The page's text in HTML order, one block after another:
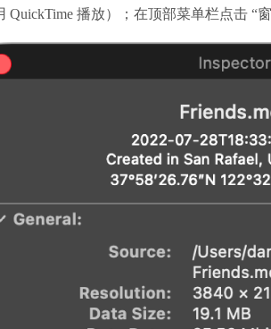
播放）； 在顶部菜单栏点击 “